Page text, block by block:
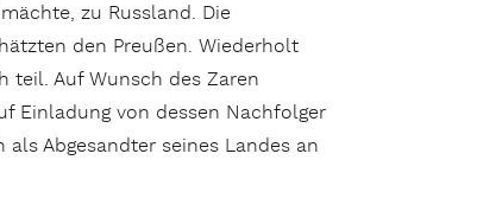
zu Russland. Die
den Preußen. Wiederholt
teil. Auf Wunsch des Zaren
Einladung von dessen Nachfolger
Abgesandter seines Landes an